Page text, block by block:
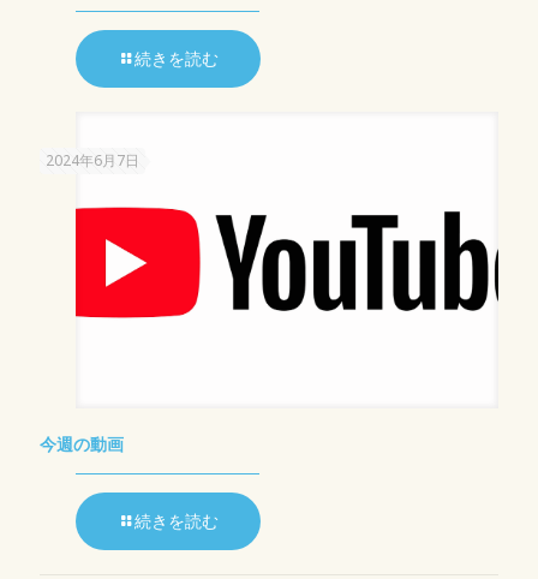
続きを読む
2024年6月7日
今週の動画
続きを読む